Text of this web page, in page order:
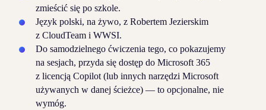
zmieścić się po szkole.
Język polski, na żywo, z Robertem Jezierskim
z CloudTeam i WWSI.
Do samodzielnego ćwiczenia tego, co pokazujemy
na sesjach, przyda się dostęp do Microsoft 365
z licencją Copilot (lub innych narzędzi Microsoft
używanych w danej ścieżce) — to opcjonalne, nie
wymóg.